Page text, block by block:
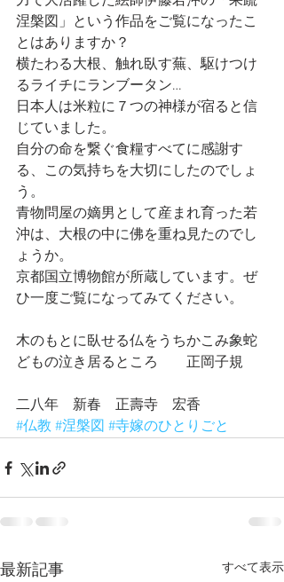
涅槃図」という作品をご覧になったこ
とはありますか？
横たわる大根、触れ臥す蕪、駆けつけ
るライチにランブータン…
日本人は米粒に７つの神様が宿ると信
じていました。
自分の命を繋ぐ食糧すべてに感謝す
る、この気持ちを大切にしたのでしょ
う。
青物問屋の嫡男として産まれ育った若
沖は、大根の中に佛を重ね見たのでし
ょうか。
京都国立博物館が所蔵しています。ぜ
ひ一度ご覧になってみてください。
木のもとに臥せる仏をうちかこみ象蛇
どもの泣き居るところ　　正岡子規
二八年　新春　正壽寺　宏香
#仏教 #涅槃図 #寺嫁のひとりごと
最新記事 すべて表示